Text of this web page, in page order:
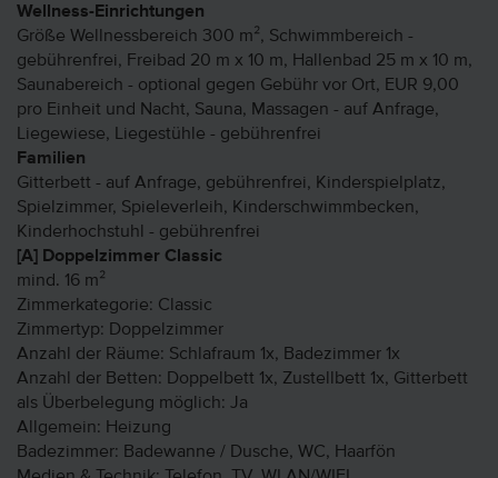
Wellness-Einrichtungen
Größe Wellnessbereich 300 m², Schwimmbereich -
gebührenfrei, Freibad 20 m x 10 m, Hallenbad 25 m x 10 m,
Saunabereich - optional gegen Gebühr vor Ort, EUR 9,00
pro Einheit und Nacht, Sauna, Massagen - auf Anfrage,
Liegewiese, Liegestühle - gebührenfrei
Familien
Gitterbett - auf Anfrage, gebührenfrei, Kinderspielplatz,
Spielzimmer, Spieleverleih, Kinderschwimmbecken,
Kinderhochstuhl - gebührenfrei
[A] Doppelzimmer Classic
mind. 16 m²
Zimmerkategorie: Classic
Zimmertyp: Doppelzimmer
Anzahl der Räume: Schlafraum 1x, Badezimmer 1x
Anzahl der Betten: Doppelbett 1x, Zustellbett 1x, Gitterbett
als Überbelegung möglich: Ja
Allgemein: Heizung
Badezimmer: Badewanne / Dusche, WC, Haarfön